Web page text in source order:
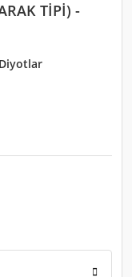
TİPİ) -